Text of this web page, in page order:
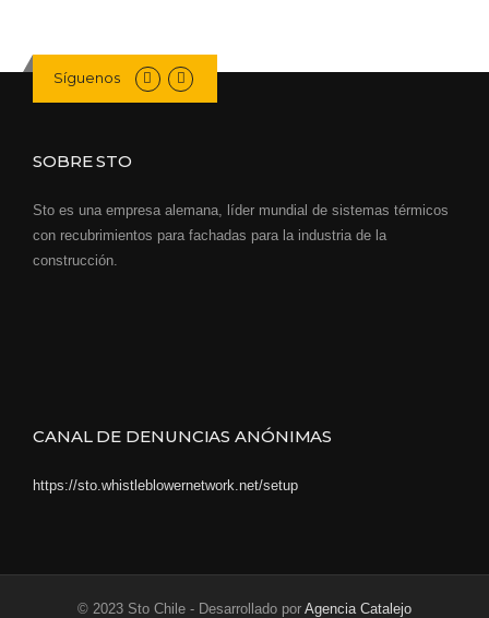
Síguenos
SOBRE STO
Sto es una empresa alemana, líder mundial de sistemas térmicos
con recubrimientos para fachadas para la industria de la
construcción.
CANAL DE DENUNCIAS ANÓNIMAS
https://sto.whistleblowernetwork.net/setup
© 2023 Sto Chile - Desarrollado por Agencia Catalejo